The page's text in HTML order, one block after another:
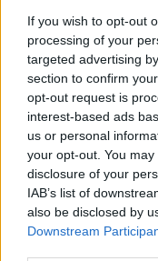
If you wish to opt-out
processing of your
targeted advertising
section to confirm
opt-out request is
interest-based ads
us or personal
your opt-out. You
disclosure of your
IAB’s list of
also be disclosed by
Downstream
Tata műemlékfelújítás
Történelmi táj,
megújul a tatai